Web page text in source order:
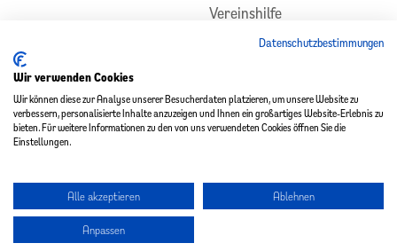
Vereinshilfe
Kontakt
In Zusammenarbeit
Copyright 2026 - Vereinsplatz St. Wendel
Datenschutz|Impressum
Datenschutzbestimmungen
Wir verwenden Cookies
Wir können diese zur Analyse unserer Besucherdaten platzieren, um unsere Website zu
verbessern, personalisierte Inhalte anzuzeigen und Ihnen ein großartiges Website-Erlebnis zu
bieten. Für weitere Informationen zu den von uns verwendeten Cookies öffnen Sie die
Einstellungen.
Alle akzeptieren Ablehnen
Anpassen